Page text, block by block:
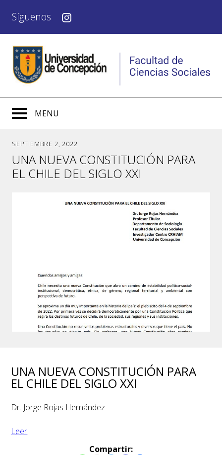
Síguenos
MENU
SEPTIEMBRE 2, 2022
UNA NUEVA CONSTITUCIÓN PARA
EL CHILE DEL SIGLO XXI
UNA NUEVA CONSTITUCIÓN PARA
EL CHILE DEL SIGLO XXI
Dr. Jorge Rojas Hernández
Leer
Compartir: